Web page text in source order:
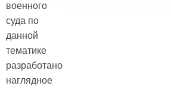
военного
суда по
данной
тематике
разработано
наглядное